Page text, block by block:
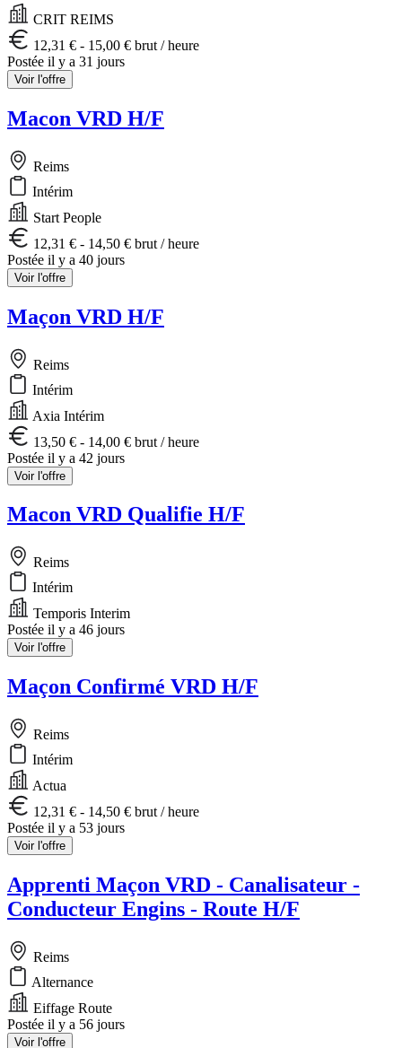
CRIT REIMS
12,31 € - 15,00 € brut / heure
Postée il y a 31 jours
Voir l'offre
Macon VRD H/F
Reims
Intérim
Start People
12,31 € - 14,50 € brut / heure
Postée il y a 40 jours
Voir l'offre
Maçon VRD H/F
Reims
Intérim
Axia Intérim
13,50 € - 14,00 € brut / heure
Postée il y a 42 jours
Voir l'offre
Macon VRD Qualifie H/F
Reims
Intérim
Temporis Interim
Postée il y a 46 jours
Voir l'offre
Maçon Confirmé VRD H/F
Reims
Intérim
Actua
12,31 € - 14,50 € brut / heure
Postée il y a 53 jours
Voir l'offre
Apprenti Maçon VRD - Canalisateur -
Conducteur Engins - Route H/F
Reims
Alternance
Eiffage Route
Postée il y a 56 jours
Voir l'offre